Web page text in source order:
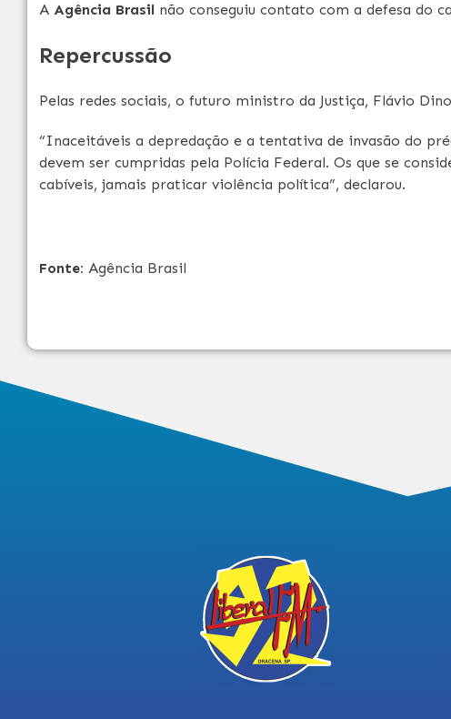
A Agência Brasil não conseguiu contato com a defesa do
Repercussão
Pelas redes sociais, o futuro ministro da Justiça, Flávio
“Inaceitáveis a depredação e a tentativa de invasão do
devem ser cumpridas pela Polícia Federal. Os que se
cabíveis, jamais praticar violência política”, declarou.
Fonte: Agência Brasil